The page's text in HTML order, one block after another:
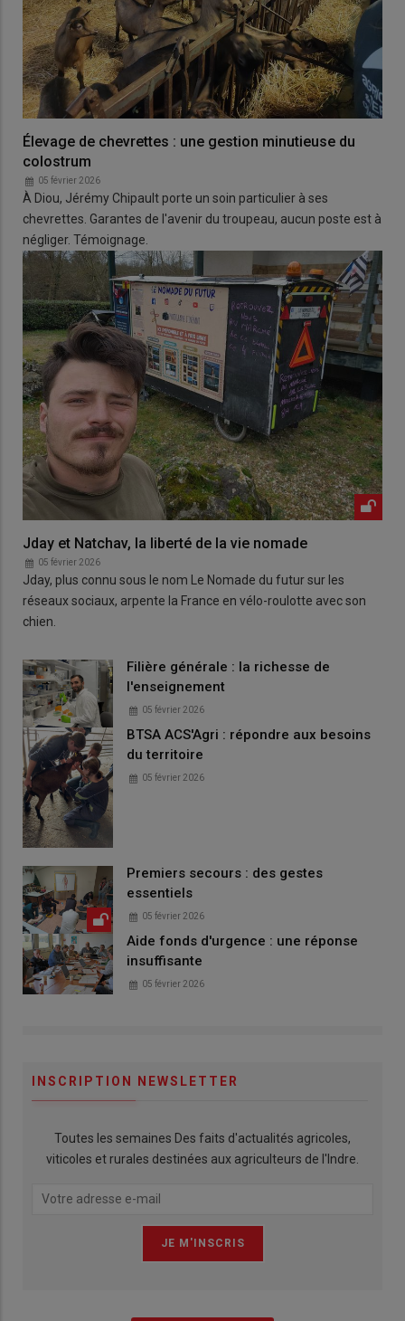
Élevage de chevrettes : une gestion minutieuse du
colostrum
05 février 2026
À Diou, Jérémy Chipault porte un soin particulier à ses
chevrettes. Garantes de l'avenir du troupeau, aucun poste est à
négliger. Témoignage.
Jday et Natchav, la liberté de la vie nomade
05 février 2026
Jday, plus connu sous le nom Le Nomade du futur sur les
réseaux sociaux, arpente la France en vélo-roulotte avec son
chien.
Filière générale : la richesse de
l'enseignement
05 février 2026
BTSA ACS'Agri : répondre aux besoins
du territoire
05 février 2026
Premiers secours : des gestes
essentiels
05 février 2026
Aide fonds d'urgence : une réponse
insuffisante
05 février 2026
INSCRIPTION NEWSLETTER
Toutes les semaines Des faits d'actualités agricoles,
viticoles et rurales destinées aux agriculteurs de l'Indre.